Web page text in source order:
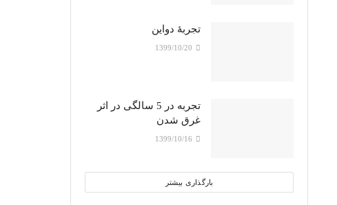
تجربۀ دواین
تجربه در 5 سالگی در اثر
غرق شدن
بارگذاری بیشتر